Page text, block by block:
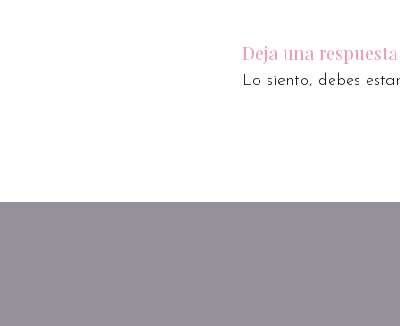
Deja una respuesta
Lo siento, debes estar